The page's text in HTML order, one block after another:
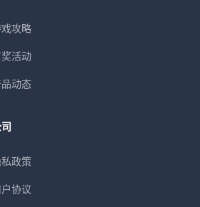
戏攻略
奖活动
品动态
政策
协议